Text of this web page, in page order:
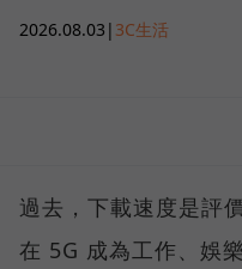
2026.08.03 | 3C生活
過去，下載速度是評
在 5G 成為工作、娛